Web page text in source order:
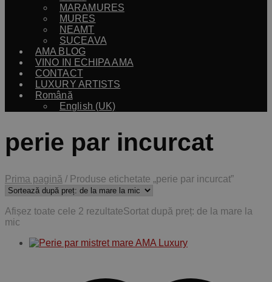
MARAMURES
MURES
NEAMT
SUCEAVA
AMA BLOG
VINO IN ECHIPA AMA
CONTACT
LUXURY ARTISTS
Română
English (UK)
perie par incurcat
Prima pagină / Produse etichetate „perie par incurcat”
Afișez toate cele 2 rezultateSortat după preț: de la mare la
mic